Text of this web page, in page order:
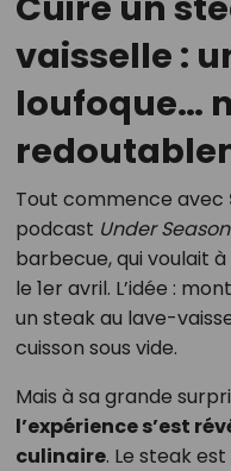
vaisselle :
loufoque…
Tout commence avec
podcast Under
barbecue, qui voulait
le 1er avril. L’idée :
un steak au lave-
cuisson sous vide.
Mais à sa grande
l’expérience s’est
culinaire. Le steak